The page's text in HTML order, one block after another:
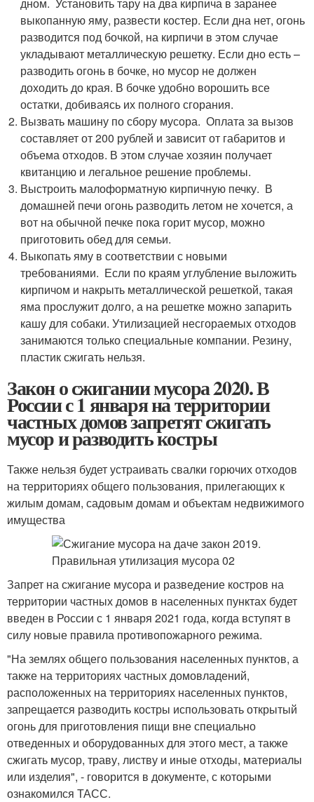
выкопанную яму, развести костер. Если дна нет, огонь
разводится под бочкой, на кирпичи в этом случае
укладывают металлическую решетку. Если дно есть –
разводить огонь в бочке, но мусор не должен
доходить до края. В бочке удобно ворошить все
остатки, добиваясь их полного сгорания.
Вызвать машину по сбору мусора. Оплата за вызов
составляет от 200 рублей и зависит от габаритов и
объема отходов. В этом случае хозяин получает
квитанцию и легальное решение проблемы.
Выстроить малоформатную кирпичную печку. В
домашней печи огонь разводить летом не хочется, а
вот на обычной печке пока горит мусор, можно
приготовить обед для семьи.
Выкопать яму в соответствии с новыми
требованиями. Если по краям углубление выложить
кирпичом и накрыть металлической решеткой, такая
яма прослужит долго, а на решетке можно запарить
кашу для собаки. Утилизацией несгораемых отходов
занимаются только специальные компании. Резину,
пластик сжигать нельзя.
Закон о сжигании мусора 2020. В
России с 1 января на территории
частных домов запретят сжигать
мусор и разводить костры
Также нельзя будет устраивать свалки горючих отходов
на территориях общего пользования, прилегающих к
жилым домам, садовым домам и объектам недвижимого
имущества
Запрет на сжигание мусора и разведение костров на
территории частных домов в населенных пунктах будет
введен в России с 1 января 2021 года, когда вступят в
силу новые правила противопожарного режима.
"На землях общего пользования населенных пунктов, а
также на территориях частных домовладений,
расположенных на территориях населенных пунктов,
запрещается разводить костры использовать открытый
огонь для приготовления пищи вне специально
отведенных и оборудованных для этого мест, а также
сжигать мусор, траву, листву и иные отходы, материалы
или изделия", - говорится в документе, с которыми
ознакомился ТАСС.